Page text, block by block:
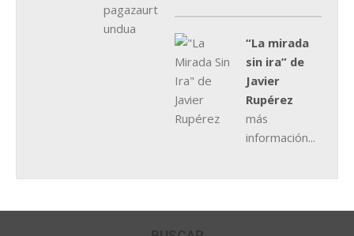
“La mirada
sin ira” de
Javier
Rupérez
más
información...